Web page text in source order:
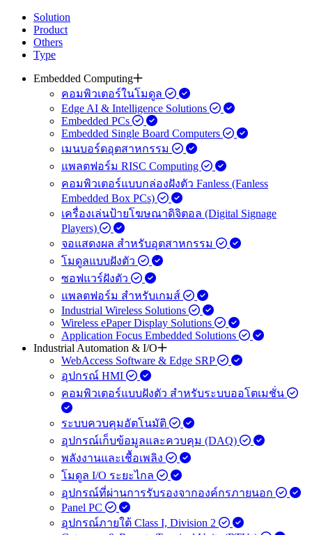
Solution
Product
Others
Type
Embedded Computing
คอมพิวเตอร์ในโมดูล
Edge AI & Intelligence Solutions
Embedded PCs
Embedded Single Board Computers
เมนบอร์ดอุตสาหกรรม
แพลตฟอร์ม RISC Computing
คอมพิวเตอร์แบบกล่องฝังตัว Fanless (Fanless
Embedded Box PCs)
เครื่องเล่นป้ายโฆษณาดิจิตอล (Digital Signage
Players)
จอแสดงผล สำหรับอุตสาหกรรม
โมดูลแบบฝังตัว
ซอฟแวร์ฝังตัว
แพลตฟอร์ม สำหรับเกมส์
Industrial Wireless Solutions
Wireless ePaper Display Solutions
Application Focus Embedded Solutions
Industrial Automation & I/O
WebAccess Software & Edge SRP
อุปกรณ์ HMI
คอมพิวเตอร์แบบฝังตัว สำหรับระบบออโตเมชั่น
ระบบควบคุมอัตโนมัติ
อุปกรณ์เก็บข้อมูลและควบคุม (DAQ)
พลังงานและเชื้อเพลิง
โมดูล I/O ระยะไกล
อุปกรณ์ที่ผ่านการรับรองจากองค์กรภายนอก
Panel PC
อุปกรณ์ภายใต้ Class I, Division 2